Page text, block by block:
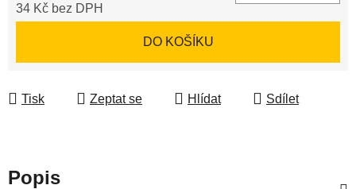
34 Kč bez DPH
DO KOŠÍKU
Tisk Zeptat se Hlídat Sdílet
Popis